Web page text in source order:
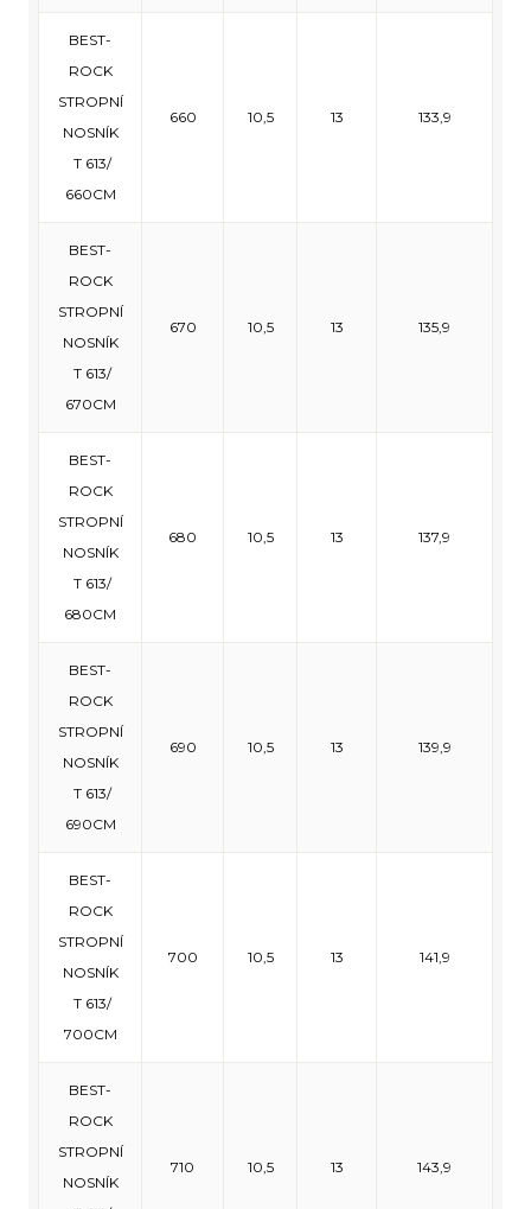
BEST-
ROCK
STROPNÍ
NOSNÍK
T 613/
660CM
660 10,5 13 133,9
BEST-
ROCK
STROPNÍ
NOSNÍK
T 613/
670CM
670 10,5 13 135,9
BEST-
ROCK
STROPNÍ
NOSNÍK
T 613/
680CM
680 10,5 13 137,9
BEST-
ROCK
STROPNÍ
NOSNÍK
T 613/
690CM
690 10,5 13 139,9
BEST-
ROCK
STROPNÍ
NOSNÍK
T 613/
700CM
700 10,5 13 141,9
BEST-
ROCK
STROPNÍ
NOSNÍK
710 10,5 13 143,9